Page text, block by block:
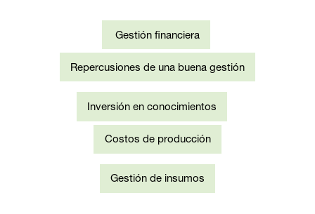
Gestión financiera
Repercusiones de una buena gestión
Inversión en conocimientos
Costos de producción
Gestión de insumos